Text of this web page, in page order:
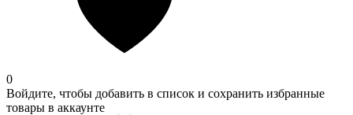
0
Войдите, чтобы добавить в список и сохранить избранные
товары в аккаунте